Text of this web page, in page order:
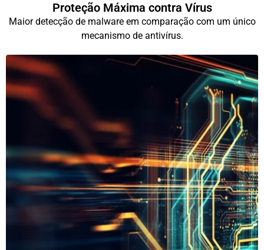
Proteção Máxima contra Vírus
Maior detecção de malware em comparação com um único
mecanismo de antivírus.